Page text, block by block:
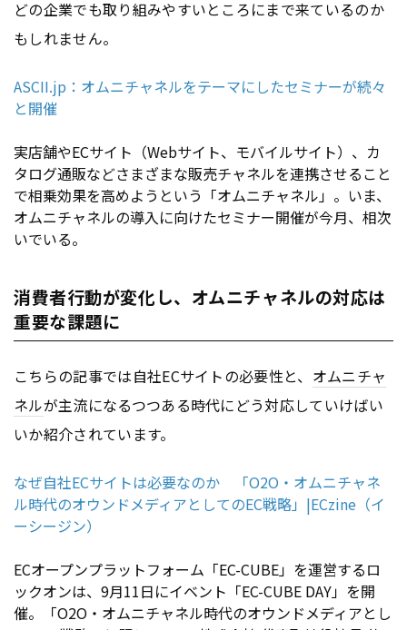
どの企業でも取り組みやすいところにまで来ているのか
もしれません。
ASCII.jp：オムニチャネルをテーマにしたセミナーが続々
と開催
実店舗やECサイト（Webサイト、モバイルサイト）、カ
タログ通販などさまざまな販売チャネルを連携させること
で相乗効果を高めようという「オムニチャネル」。いま、
オムニチャネルの導入に向けたセミナー開催が今月、相次
いでいる。
消費者行動が変化し、オムニチャネルの対応は
重要な課題に
こちらの記事では自社ECサイトの必要性と、 オムニチャ
ネルが主流になるつつある時代にどう対応していけばい
いか紹介されています。
なぜ自社ECサイトは必要なのか 「O2O・オムニチャネ
ル時代のオウンドメディアとしてのEC戦略」|ECzine（イ
ーシージン）
ECオープンプラットフォーム「EC-CUBE」を運営するロ
ックオンは、9月11日にイベント「EC-CUBE DAY」を開
催。「O2O・オムニチャネル時代のオウンドメディアとし